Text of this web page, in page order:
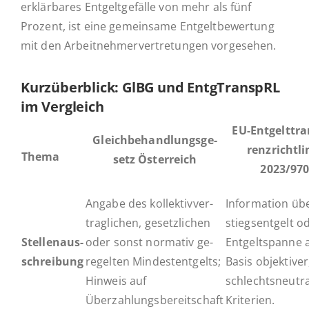
er­klär­ba­res Ent­gelt­ge­fäl­le von mehr als fünf
Prozent, ist eine ge­mein­sa­me Ent­gelt­be­wer­tung
mit den Ar­beit­neh­mer­ver­tre­tun­gen vorgesehen.
Kurz­über­blick: GlBG und Entg­Tran­spRL
im Vergleich
Thema
Gleich­be­hand­lungs­ge­
setz Österreich
EU-
2023/970
Stel­len­aus­
schrei­bung
Angabe des kol­lek­tiv­ver­
trag­li­chen, ge­setz­li­chen
oder sonst nor­ma­tiv ge­
re­gel­ten Min­dest­ent­gelts;
Hinweis auf
Überzahlungsbereitschaft
In­for­ma­ti­on
stiegs­ent­gelt
Ent­geltspan­ne
Basis
Kriterien.